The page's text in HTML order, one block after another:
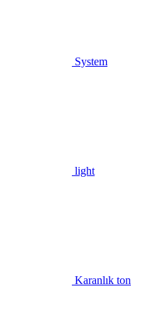
System
light
Karanlık ton